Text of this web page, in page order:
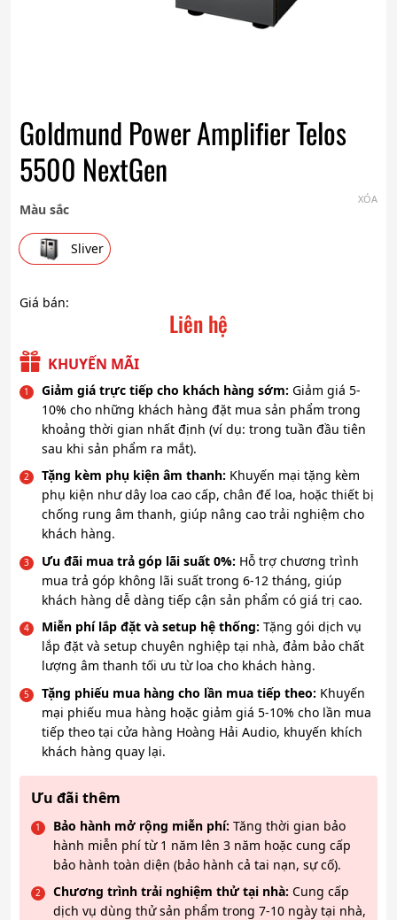
Goldmund Power Amplifier Telos
5500 NextGen
Màu sắc
Sliver
XÓA
Giá bán:
Liên hệ
KHUYẾN MÃI
Giảm giá trực tiếp cho khách hàng sớm: Giảm giá 5-
10% cho những khách hàng đặt mua sản phẩm trong
khoảng thời gian nhất định (ví dụ: trong tuần đầu tiên
sau khi sản phẩm ra mắt).
Tặng kèm phụ kiện âm thanh: Khuyến mại tặng kèm
phụ kiện như dây loa cao cấp, chân đế loa, hoặc thiết bị
chống rung âm thanh, giúp nâng cao trải nghiệm cho
khách hàng.
Ưu đãi mua trả góp lãi suất 0%: Hỗ trợ chương trình
mua trả góp không lãi suất trong 6-12 tháng, giúp
khách hàng dễ dàng tiếp cận sản phẩm có giá trị cao.
Miễn phí lắp đặt và setup hệ thống: Tặng gói dịch vụ
lắp đặt và setup chuyên nghiệp tại nhà, đảm bảo chất
lượng âm thanh tối ưu từ loa cho khách hàng.
Tặng phiếu mua hàng cho lần mua tiếp theo: Khuyến
mại phiếu mua hàng hoặc giảm giá 5-10% cho lần mua
tiếp theo tại cửa hàng Hoàng Hải Audio, khuyến khích
khách hàng quay lại.
Ưu đãi thêm
Bảo hành mở rộng miễn phí: Tăng thời gian bảo
hành miễn phí từ 1 năm lên 3 năm hoặc cung cấp
bảo hành toàn diện (bảo hành cả tai nạn, sự cố).
Chương trình trải nghiệm thử tại nhà: Cung cấp
dịch vụ dùng thử sản phẩm trong 7-10 ngày tại nhà,